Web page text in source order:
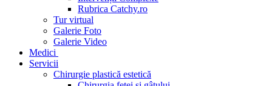
Rubrica Catchy.ro
Tur virtual
Galerie Foto
Galerie Video
Medici
Servicii
Chirurgie plastică estetică